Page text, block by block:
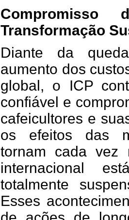
Transformação
Diante da
aumento dos
global, o ICP
confiável e
cafeicultores e
os efeitos das
tornam cada vez
internacional
totalmente
Esses